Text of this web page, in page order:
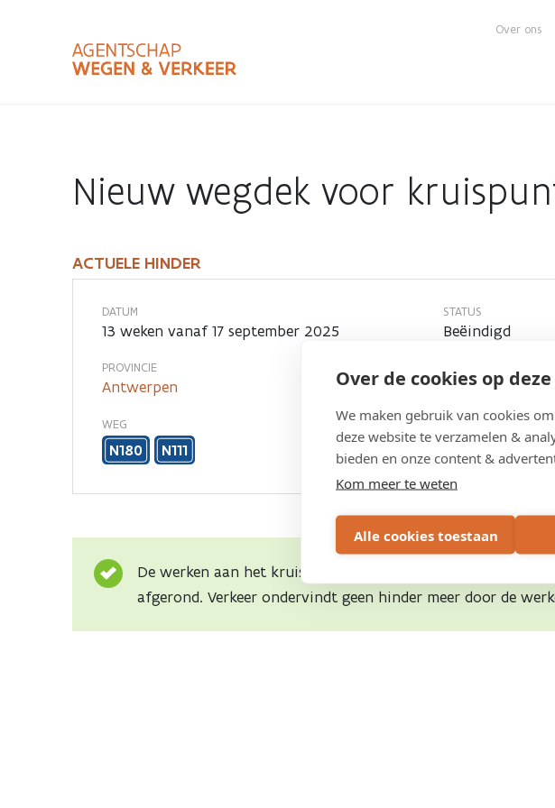
Over de cookies op
We maken gebruik van cookies
deze website te verzamelen &
bieden en onze content &
Kom meer te weten
Alle cookies toestaan
Over ons
Zoekbalk
Nieuw wegdek voor
Actuele
hinder
ACTUELE HINDER
DATUM
13 weken vanaf 17 september 2025
STATUS
Beëindigd
PROVINCIE
Antwerpen Antwerpen
WEG
N180 N111
De werken aan het kruispunt van de Antwerpsebaan (N180)
afgerond. Verkeer ondervindt geen hinder meer door de